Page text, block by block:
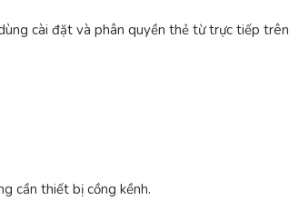
cài đặt và phân quyền thẻ từ trực tiếp trên
cần thiết bị cồng kềnh.